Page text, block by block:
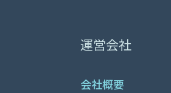
運営会社
会社概要